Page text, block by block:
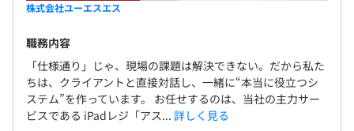
株式会社ユーエスエス
職務内容
「仕様通り」じゃ、現場の課題は解決できない。だから私た
ちは、クライアントと直接対話し、一緒に“本当に役立つシ
ステム”を作っています。 お任せするのは、当社の主力サー
ビスである iPadレジ「アス... 詳しく見る